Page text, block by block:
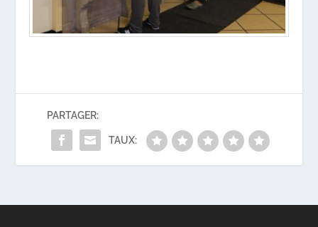
PARTAGER:
TAUX: